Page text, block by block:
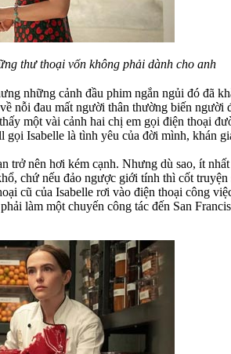
thư thoại vốn không phải dành cho anh
những cảnh đầu phim ngắn ngủi đó đã
đau mất người thân thường biến người
một vài cảnh hai chị em gọi điện thoại
Isabelle là tình yêu của đời mình, khán
trở nên hơi kém cạnh. Nhưng dù sao, ít
chứ nếu đảo ngược giới tính thì cốt
cũ của Isabelle rơi vào điện thoại công
làm một chuyến công tác đến San